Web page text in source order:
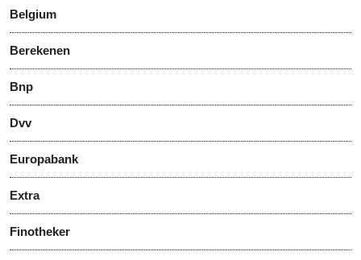
Belgium
Berekenen
Bnp
Dvv
Europabank
Extra
Finotheker